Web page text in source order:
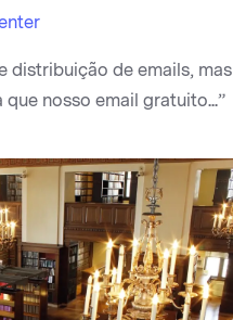
distribuição de emails, mas
nosso email gratuito...”